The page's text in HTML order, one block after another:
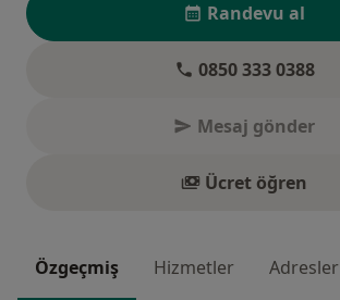
Randevu al
0850 333 0388
Mesaj gönder
Ücret öğren
Özgeçmiş Hizmetler Adresler